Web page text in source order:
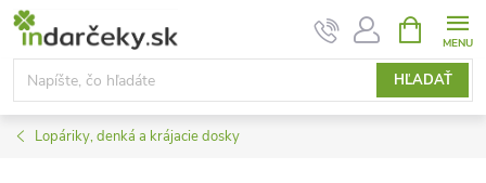
Prejsť
obsah
HĽADAŤ
KOŠÍK
Lopáriky, denká a krájacie dosky